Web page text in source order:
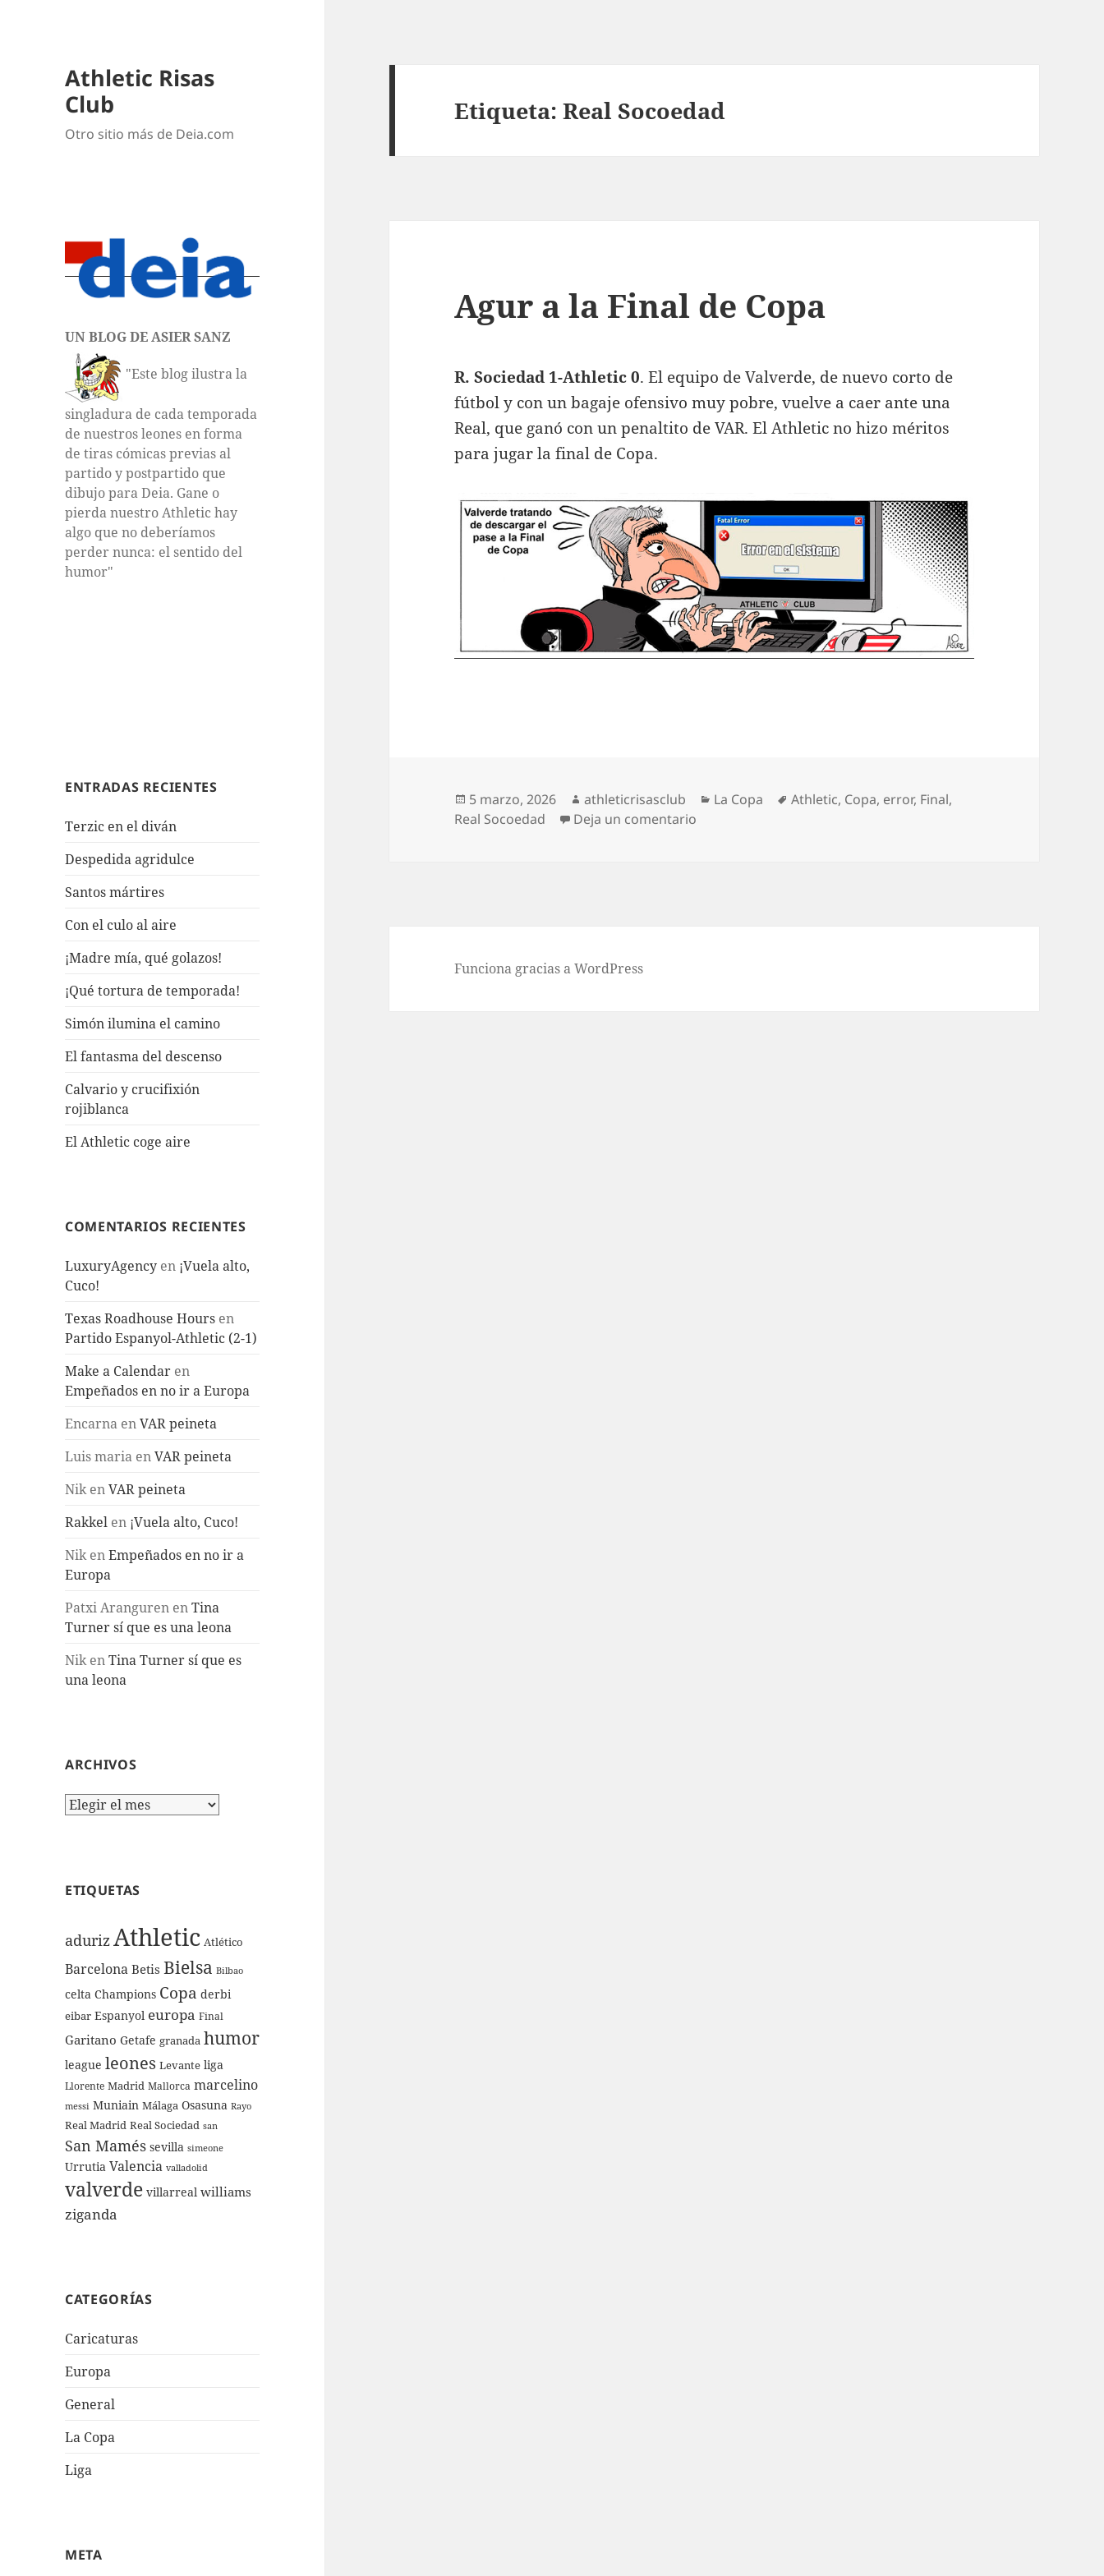
Athletic Risas
Club
Otro sitio más de Deia.com
UN BLOG DE ASIER SANZ
"Este blog ilustra la
singladura de cada temporada
de nuestros leones en forma
de tiras cómicas previas al
partido y postpartido que
dibujo para Deia. Gane o
pierda nuestro Athletic hay
algo que no deberíamos
perder nunca: el sentido del
humor"
ENTRADAS RECIENTES
Terzic en el diván
Despedida agridulce
Santos mártires
Con el culo al aire
¡Madre mía, qué golazos!
¡Qué tortura de temporada!
Simón ilumina el camino
El fantasma del descenso
Calvario y crucifixión
rojiblanca
El Athletic coge aire
COMENTARIOS RECIENTES
LuxuryAgency en ¡Vuela alto,
Cuco!
Texas Roadhouse Hours en
Partido Espanyol-Athletic (2-1)
Make a Calendar en
Empeñados en no ir a Europa
Encarna enVAR peineta
Luis maria enVAR peineta
NikenVAR peineta
Rakkel en ¡Vuela alto, Cuco!
NikenEmpeñados en no ir a
Europa
Patxi Aranguren enTina
Turner sí que es una leona
NikenTina Turner sí que es
una leona
ARCHIVOS
Archivos
ETIQUETAS
adurizAthletic Atlético
Barcelona Betis Bielsa Bilbao
celta Champions Copa derbi
eibar Espanyol europa Final
Garitano Getafe granada humor
league leones Levante liga
Llorente Madrid Mallorca marcelino
messi Muniain Málaga Osasuna Rayo
Real Madrid Real Sociedad san
San Mamés sevilla simeone
Urrutia Valencia valladolid
valverde villarreal williams
ziganda
CATEGORÍAS
Caricaturas
Europa
General
La Copa
Liga
META
Etiqueta:Real Socoedad
Agur a la Final de Copa
R. Sociedad 1-Athletic 0. El equipo de Valverde, de nuevo corto de
fútbol y con un bagaje ofensivo muy pobre, vuelve a caer ante una
Real, que ganó con un penaltito de VAR. El Athletic no hizo méritos
para jugar la final de Copa.
Publicado
el
5 marzo, 2026 Autor
athleticrisasclub Categorías
La Copa Etiquetas
Athletic, Copa, error, Final,
Real Socoedad
Deja un comentario
Funciona gracias a WordPress